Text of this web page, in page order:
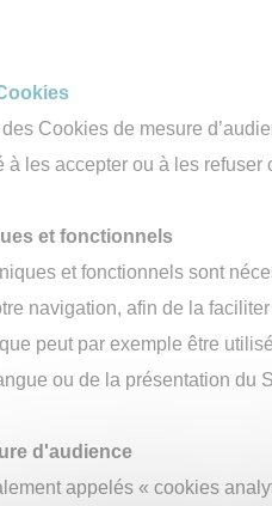
Finisseur
Grands
Travaux
Finisseur
Grands
Travaux
S2100-
3i
Répandeuse
Cookies de mesure
à les accepter ou à les
et fonctionnels
et fonctionnels sont
navigation, afin de la
peut par exemple être
ou de la présentation du
d'audience
appelés « cookies